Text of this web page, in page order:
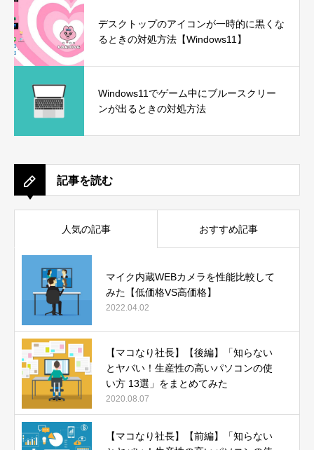
デスクトップのアイコンが一時的に黒くな
るときの対処方法【Windows11】
Windows11でゲーム中にブルースクリー
ンが出るときの対処方法
記事を読む
人気の記事 おすすめ記事
マイク内蔵WEBカメラを性能比較して
みた【低価格VS高価格】
2022.04.02
【マコなり社長】【後編】「知らない
とヤバい！生産性の高いパソコンの使
い方 13選」をまとめてみた
2020.08.07
【マコなり社長】【前編】「知らない